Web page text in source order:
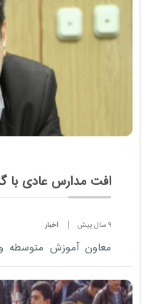
افت مدارس عادی با
9 سال پیش اخبار
معاون آموزش متوسطه
دارد که ما با گسترش
دولتی را دچار...